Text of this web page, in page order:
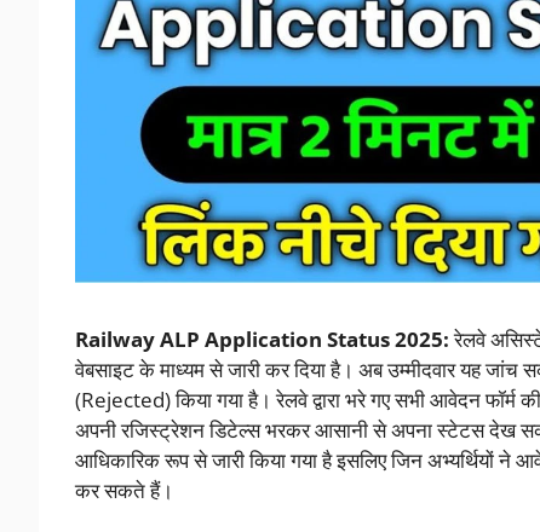
Railway ALP Application Status 2025:रेलवे
वेबसाइट के माध्यम से जारी कर दिया है। अब उम्मीदवार यह
(Rejected) किया गया है। रेलवे द्वारा भरे गए सभी आवेदन फॉर्म
अपनी रजिस्ट्रेशन डिटेल्स भरकर आसानी से अपना स्टेटस देख
आधिकारिक रूप से जारी किया गया है इसलिए जिन अभ्यर्थियों
कर सकते हैं।